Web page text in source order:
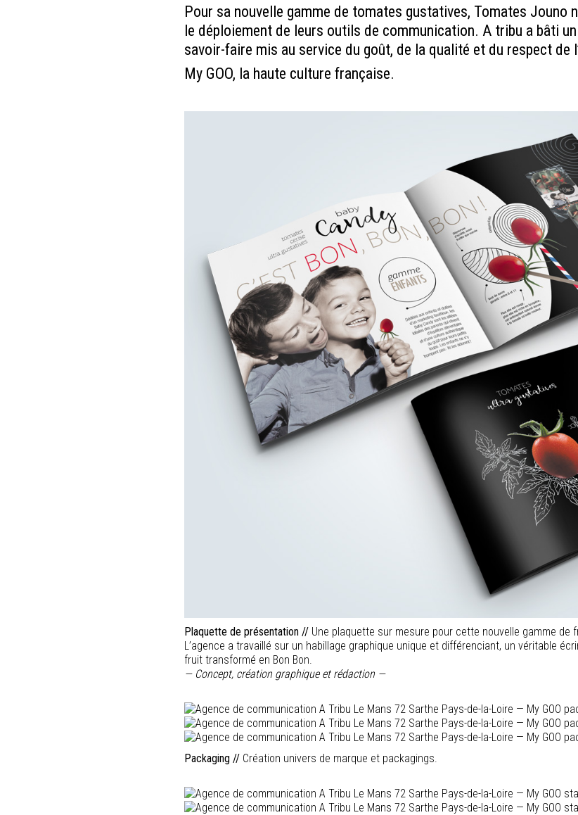
Pour sa nouvelle gamme de tomates gustatives, Tomates Jouno
le déploiement de leurs outils de communication. A tribu a bâti
savoir-faire mis au service du goût, de la qualité et du respect de
My GOO, la haute culture française.
Plaquette de présentation // Une plaquette sur mesure pour cette nouvelle gamme
L’agence a travaillé sur un habillage graphique unique et différenciant, un véritable
fruit transformé en Bon Bon.
— Concept, création graphique et rédaction —
Packaging // Création univers de marque et packagings.